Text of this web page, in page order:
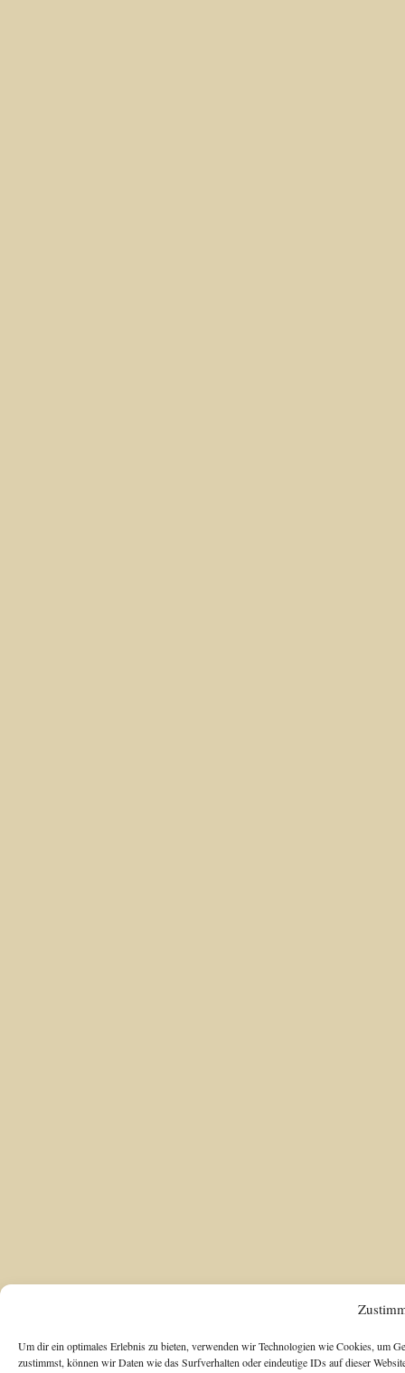
Um dir ein optimales Erlebnis zu bieten, verwenden wir Technologien wie Cookies, um
zustimmst, können wir Daten wie das Surfverhalten oder eindeutige IDs auf dieser